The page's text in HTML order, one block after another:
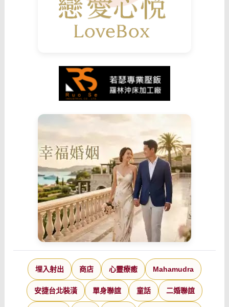
埋入射出 商店 心靈療癒 Mahamudra
安捷台北裝潢 單身聯誼 童話 二婚聯誼